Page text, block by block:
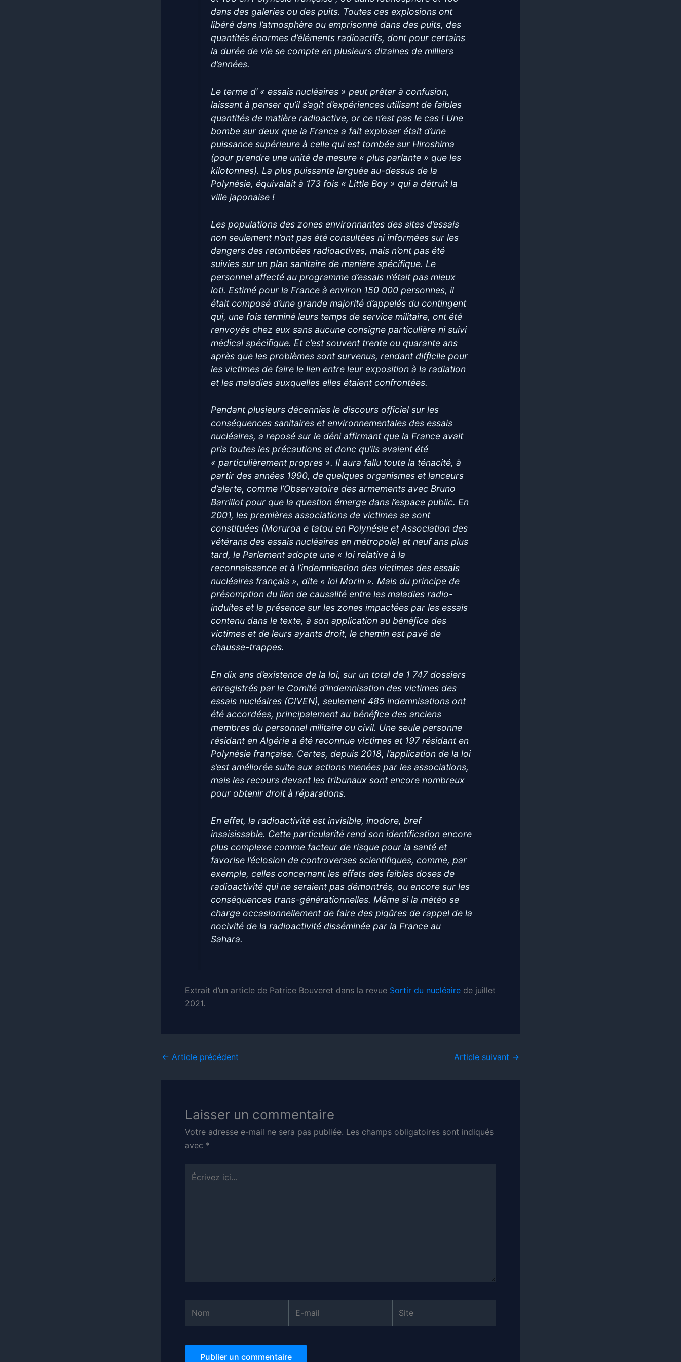
dans des galeries ou des puits. Toutes ces explosions ont
libéré dans l’atmosphère ou emprisonné dans des puits, des
quantités énormes d’éléments radioactifs, dont pour certains
la durée de vie se compte en plusieurs dizaines de milliers
d’années.
Le terme d’ « essais nucléaires » peut prêter à confusion,
laissant à penser qu’il s’agit d’expériences utilisant de faibles
quantités de matière radioactive, or ce n’est pas le cas ! Une
bombe sur deux que la France a fait exploser était d’une
puissance supérieure à celle qui est tombée sur Hiroshima
(pour prendre une unité de mesure « plus parlante » que les
kilotonnes). La plus puissante larguée au-dessus de la
Polynésie, équivalait à 173 fois « Little Boy » qui a détruit la
ville japonaise !
Les populations des zones environnantes des sites d’essais
non seulement n’ont pas été consultées ni informées sur les
dangers des retombées radioactives, mais n’ont pas été
suivies sur un plan sanitaire de manière spécifique. Le
personnel affecté au programme d’essais n’était pas mieux
loti. Estimé pour la France à environ 150 000 personnes, il
était composé d’une grande majorité d’appelés du contingent
qui, une fois terminé leurs temps de service militaire, ont été
renvoyés chez eux sans aucune consigne particulière ni suivi
médical spécifique. Et c’est souvent trente ou quarante ans
après que les problèmes sont survenus, rendant difﬁcile pour
les victimes de faire le lien entre leur exposition à la radiation
et les maladies auxquelles elles étaient confrontées.
Pendant plusieurs décennies le discours ofﬁciel sur les
conséquences sanitaires et environnementales des essais
nucléaires, a reposé sur le déni affirmant que la France avait
pris toutes les précautions et donc qu’ils avaient été
« particulièrement propres ». Il aura fallu toute la ténacité, à
partir des années 1990, de quelques organismes et lanceurs
d’alerte, comme l’Observatoire des armements avec Bruno
Barrillot pour que la question émerge dans l’espace public. En
2001, les premières associations de victimes se sont
constituées (Moruroa e tatou en Polynésie et Association des
vétérans des essais nucléaires en métropole) et neuf ans plus
tard, le Parlement adopte une « loi relative à la
reconnaissance et à l’indemnisation des victimes des essais
nucléaires français », dite « loi Morin ». Mais du principe de
présomption du lien de causalité entre les maladies radio-
induites et la présence sur les zones impactées par les essais
contenu dans le texte, à son application au bénéﬁce des
victimes et de leurs ayants droit, le chemin est pavé de
chausse-trappes.
En dix ans d’existence de la loi, sur un total de 1 747 dossiers
enregistrés par le Comité d’indemnisation des victimes des
essais nucléaires (CIVEN), seulement 485 indemnisations ont
été accordées, principalement au bénéﬁce des anciens
membres du personnel militaire ou civil. Une seule personne
résidant en Algérie a été reconnue victimes et 197 résidant en
Polynésie française. Certes, depuis 2018, l’application de la loi
s’est améliorée suite aux actions menées par les associations,
mais les recours devant les tribunaux sont encore nombreux
pour obtenir droit à réparations.
En effet, la radioactivité est invisible, inodore, bref
insaisissable. Cette particularité rend son identification encore
plus complexe comme facteur de risque pour la santé et
favorise l’éclosion de controverses scientifiques, comme, par
exemple, celles concernant les effets des faibles doses de
radioactivité qui ne seraient pas démontrés, ou encore sur les
conséquences trans-générationnelles. Même si la météo se
charge occasionnellement de faire des piqûres de rappel de la
nocivité de la radioactivité disséminée par la France au
Sahara.
Extrait d’un article de Patrice Bouveret dans la revue Sortir du nucléaire de juillet
2021.
← Article précédent Article suivant →
Laisser un commentaire
Votre adresse e-mail ne sera pas publiée. Les champs obligatoires sont indiqués
avec *
Écrivez
ici…
mail